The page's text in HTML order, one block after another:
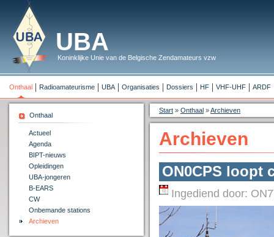
UBA
Koninklijke Unie van de Belgische Zendamateurs vzw
Onthaal Radioamateurisme UBA Organisaties Dossiers HF VHF-UHF ARDF
Onthaal
Actueel
Agenda
BIPT-nieuws
Opleidingen
UBA-jongeren
B-EARS
CW
Onbemande stations
Archieven
Start » Onthaal »Archieven
Archieven
ON0CPS loopt
Ingediend door: